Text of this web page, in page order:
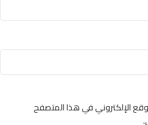
الإلكتروني في هذا المتصفح